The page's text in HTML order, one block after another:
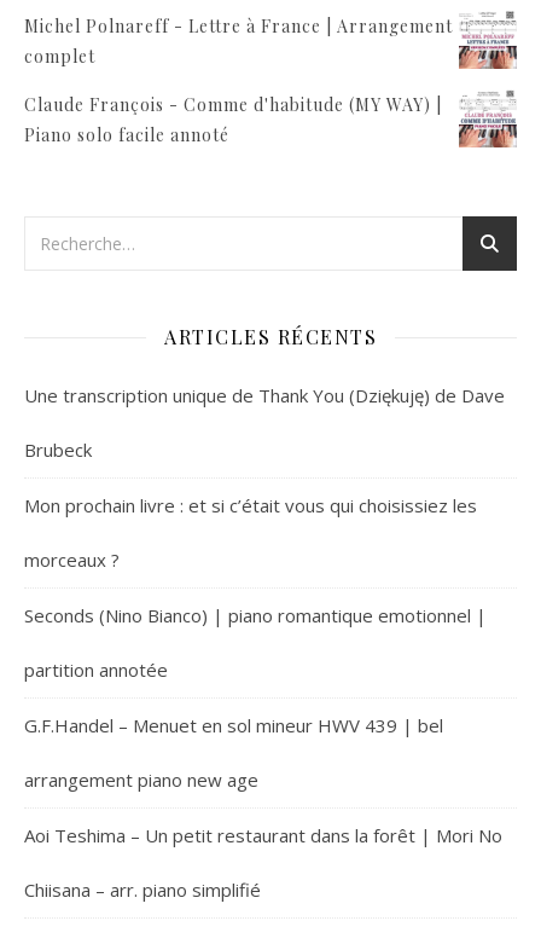
Michel Polnareff - Lettre à France | Arrangement
complet
Claude François - Comme d'habitude (MY WAY) |
Piano solo facile annoté
ARTICLES RÉCENTS
Une transcription unique de Thank You (Dziękuję) de Dave
Brubeck
Mon prochain livre : et si c’était vous qui choisissiez les
morceaux ?
Seconds (Nino Bianco) | piano romantique emotionnel |
partition annotée
G.F.Handel – Menuet en sol mineur HWV 439 | bel
arrangement piano new age
Aoi Teshima – Un petit restaurant dans la forêt | Mori No
Chiisana – arr. piano simplifié